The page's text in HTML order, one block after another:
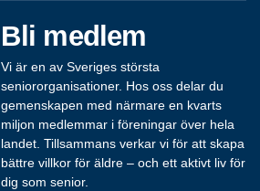
Bli medlem
Vi är en av Sveriges största
seniororganisationer. Hos oss delar du
gemenskapen med närmare en kvarts
miljon medlemmar i föreningar över hela
landet. Tillsammans verkar vi för att skapa
bättre villkor för äldre – och ett aktivt liv för
dig som senior.